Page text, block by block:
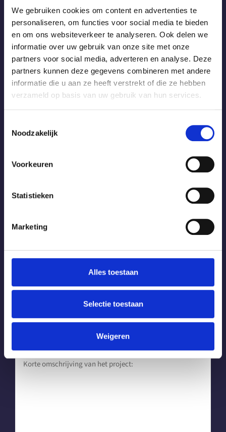
We gebruiken cookies om content en advertenties te
personaliseren, om functies voor social media te bieden
en om ons websiteverkeer te analyseren. Ook delen we
informatie over uw gebruik van onze site met onze
partners voor social media, adverteren en analyse. Deze
partners kunnen deze gegevens combineren met andere
informatie die u aan ze heeft verstrekt of die ze hebben
verzameld op basis van uw gebruik van hun services.
Noodzakelijk
Voorkeuren
Statistieken
Marketing
Alles toestaan
Selectie toestaan
Weigeren
Aanvragen
ADVIES
Vraag vrijblijvend advies aan en één
Van onze zonweringsspecialisten neemt
OFFERTE AANVRAGEN
Of via: